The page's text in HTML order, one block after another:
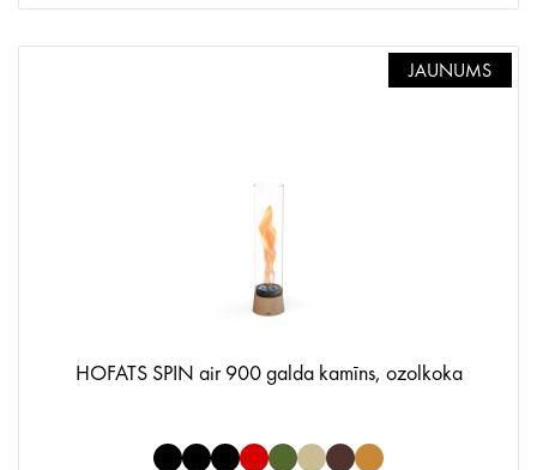
JAUNUMS
HOFATS SPIN air 900 galda kamīns, ozolkoka